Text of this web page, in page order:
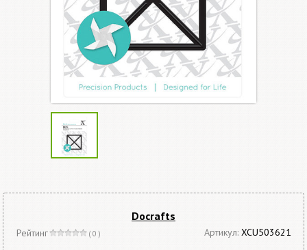
Docrafts
Рейтинг ( 0 ) Артикул: XCU503621